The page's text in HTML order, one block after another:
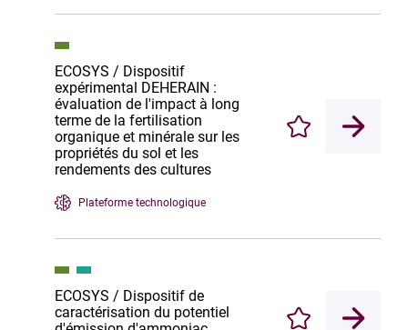
ECOSYS / Dispositif
expérimental DEHERAIN :
évaluation de l'impact à long
terme de la fertilisation
organique et minérale sur les
propriétés du sol et les
rendements des cultures
Plateforme technologique
Enregistrer
ECOSYS / Dispositif de
caractérisation du potentiel
Enregistrer